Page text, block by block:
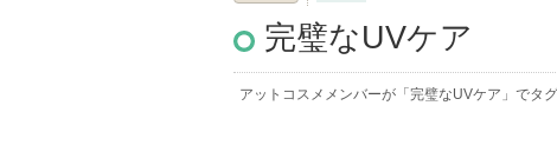
完璧なUVケア
アットコスメメンバーが「 完璧なUVケア 」でタ